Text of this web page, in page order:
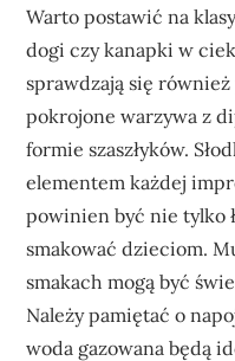
Warto postawić na
dogi czy kanapki w
sprawdzają się
pokrojone warzywa z
formie szaszłyków.
elementem każdej
powinien być nie tylko
smakować dzieciom.
smakach mogą być
Należy pamiętać o
woda gazowana będą